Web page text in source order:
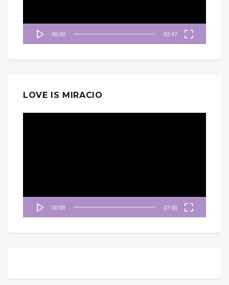
00:00 02:47
LOVE IS MIRACIO
00:00 07:00